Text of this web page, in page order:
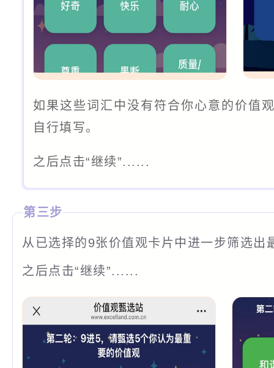
如果这些词汇中没有符合你心意的价值
自行填写。
之后点击“继续”......
第三步
从已选择的9张价值观卡片中进一步筛选出
之后点击“继续”......